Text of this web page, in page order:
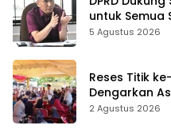
untuk Semua
Sekolah
5 Agustus 2026
Reses Titik
Dengarkan
2 Agustus 2026